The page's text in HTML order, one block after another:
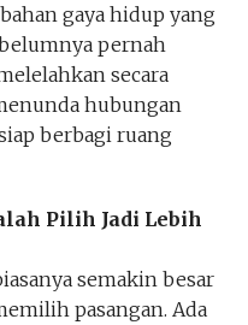
gaya hidup yang
pernah
secara
hubungan
berbagi ruang
Pilih Jadi Lebih
semakin besar
pasangan. Ada